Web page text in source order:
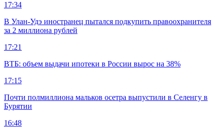
17:34
В Улан-Удэ иностранец пытался подкупить правоохранителя
за 2 миллиона рублей
17:21
ВТБ: объем выдачи ипотеки в России вырос на 38%
17:15
Почти полмиллиона мальков осетра выпустили в Селенгу в
Бурятии
16:48